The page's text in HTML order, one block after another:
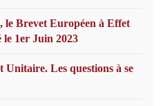
le Brevet Européen à Effet
1er Juin 2023
Les questions à se